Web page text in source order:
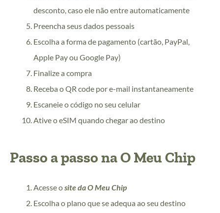
desconto, caso ele não entre automaticamente
Preencha seus dados pessoais
Escolha a forma de pagamento (cartão, PayPal,
Apple Pay ou Google Pay)
Finalize a compra
Receba o QR code por e-mail instantaneamente
Escaneie o código no seu celular
Ative o eSIM quando chegar ao destino
Passo a passo na O Meu Chip
Acesse osite da O Meu Chip
Escolha o plano que se adequa ao seu destino